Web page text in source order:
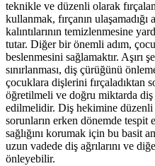
teknikle ve düzenli olarak
kullanmak, fırçanın
kalıntılarının temizlenmesine
tutar. Diğer bir önemli adım,
beslenmesini sağlamaktır. Aşırı
sınırlanması, diş çürüğünü
çocuklara dişlerini fırçaladıktan
öğretilmeli ve doğru miktarda
edilmelidir. Diş hekimine
sorunların erken dönemde tespit
sağlığını korumak için bu basit
uzun vadede diş ağrılarını ve
önleyebilir.